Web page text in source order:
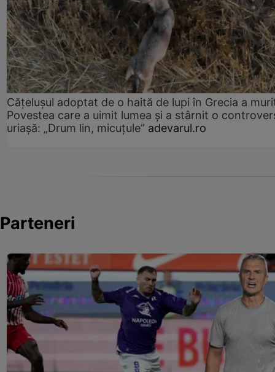
Cățelușul adoptat de o haită de lupi în Grecia a
Povestea care a uimit lumea și a stârnit o
uriașă: „Drum lin, micuțule” adevarul.ro
Parteneri